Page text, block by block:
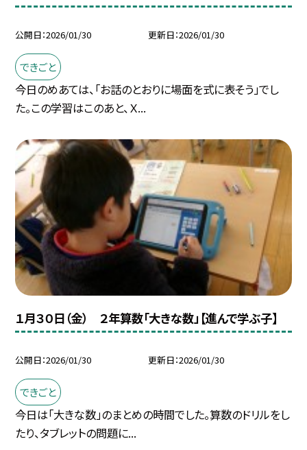
公開日 2026/01/30 更新日 2026/01/30
できごと
今日のめあては、「お話のとおりに場面を式に表そう」でし
た。この学習はこのあと、Ｘ...
１月３０日（金） ２年算数「大きな数」【進んで学ぶ子】
公開日 2026/01/30 更新日 2026/01/30
できごと
今日は「大きな数」のまとめの時間でした。算数のドリルをし
たり、タブレットの問題に...